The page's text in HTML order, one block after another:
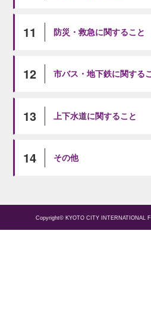
11 防災・救急に関すること
12 市バス・地下鉄に関する
13 上下水道に関すること
14 その他
Copyright© KYOTO CITY INTERNATIONAL